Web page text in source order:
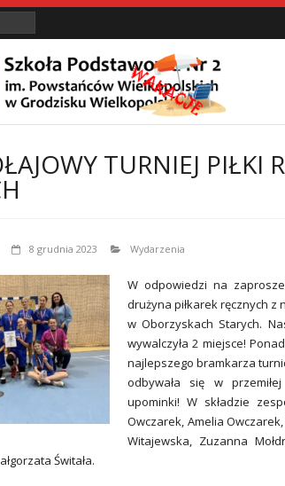
TURNIEJ PIŁKI
8 grudnia 2023 Wydarzenia
W odpowiedzi na
drużyna piłkarek ręcznych z
w Oborzyskach Starych.
wywalczyła 2 miejsce!
najlepszego bramkarza
odbywała się w
upominki! W składzie
Owczarek, Amelia
Witajewska, Zuzanna
Świtała.